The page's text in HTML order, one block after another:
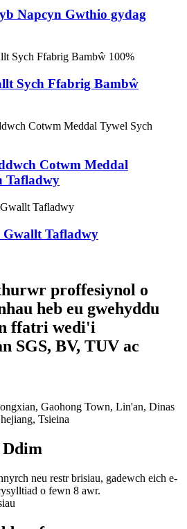
Napcyn Gwthio gydag
Sych Ffabrig Bambŵ
Cotwm Meddal
Tafladwy
Tafladwy
proffesiynol o
heb eu gwehyddu
ffatri wedi'i
SGS, BV, TUV ac
Gaohong Town, Lin'an, Dinas
Tsieina
neu restr brisiau, gadewch eich e-
o fewn 8 awr.